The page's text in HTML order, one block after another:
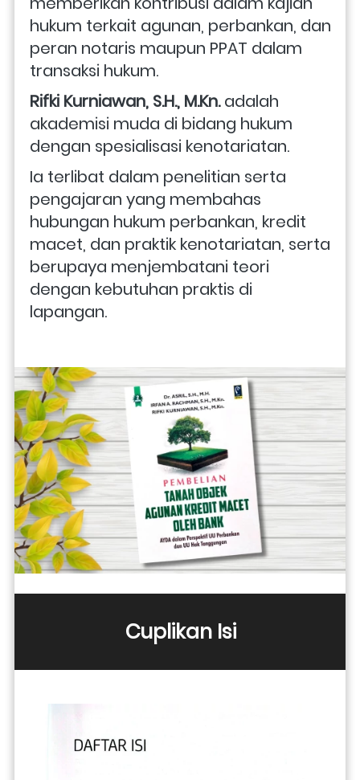
hukum terkait agunan, perbankan, dan
peran notaris maupun PPAT dalam
transaksi hukum.
Rifki Kurniawan, S.H., M.Kn. adalah
akademisi muda di bidang hukum
dengan spesialisasi kenotariatan.
Ia terlibat dalam penelitian serta
pengajaran yang membahas
hubungan hukum perbankan, kredit
macet, dan praktik kenotariatan, serta
berupaya menjembatani teori
dengan kebutuhan praktis di
lapangan.
Cuplikan Isi